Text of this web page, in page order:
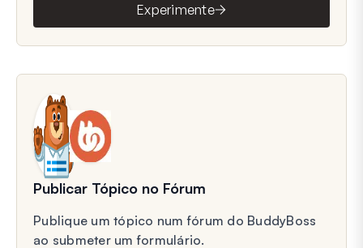
Experimente
Publicar Tópico no Fórum
Publique um tópico num fórum do BuddyBoss
ao submeter um formulário.